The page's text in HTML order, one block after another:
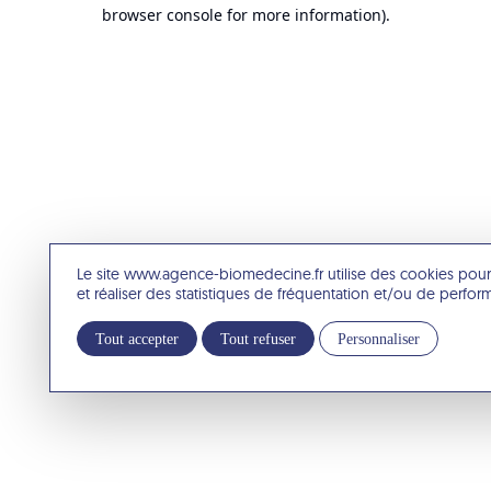
Le site www.agence-biomedecine.fr utilise des cookies
et réaliser des statistiques de fréquentation et/ou de
Tout accepter Tout refuser Personnaliser
browser console for more information).